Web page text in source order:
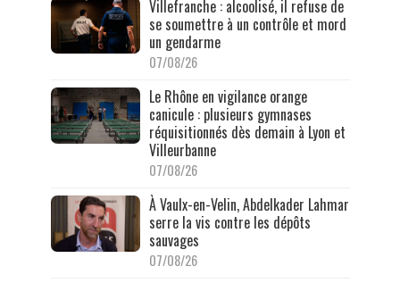
Villefranche : alcoolisé, il refuse de
se soumettre à un contrôle et mord
un gendarme
07/08/26
Le Rhône en vigilance orange
canicule : plusieurs gymnases
réquisitionnés dès demain à Lyon et
Villeurbanne
07/08/26
À Vaulx-en-Velin, Abdelkader Lahmar
serre la vis contre les dépôts
sauvages
07/08/26